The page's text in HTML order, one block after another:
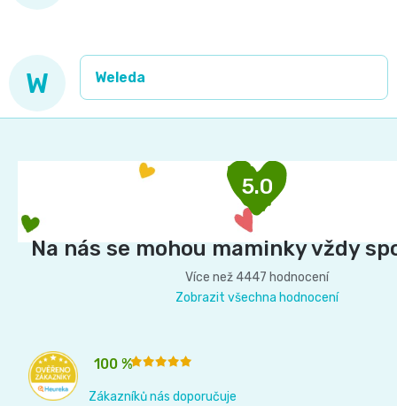
W Weleda
5.0
Na nás se mohou maminky vždy
Více než 4447 hodnocení
Zobrazit všechna hodnocení
100 %
Zákazníků nás doporučuje